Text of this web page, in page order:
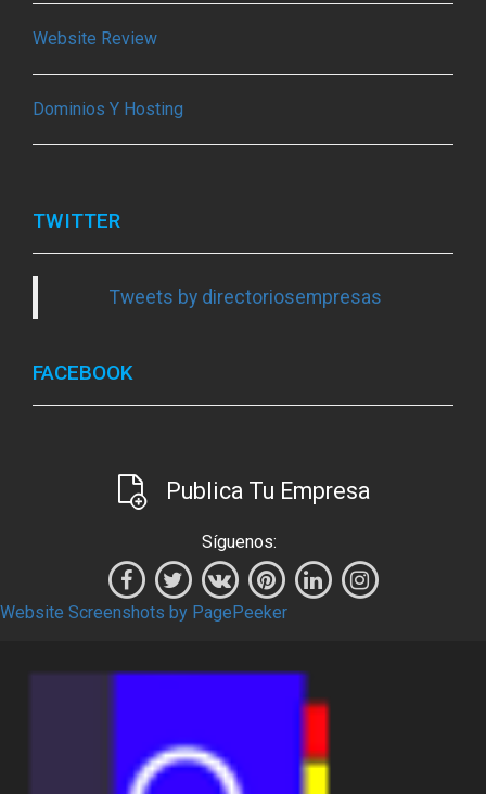
Website Review
Dominios Y Hosting
TWITTER
Tweets by directoriosempresas
FACEBOOK
Publica Tu Empresa
Síguenos:
Website Screenshots by PagePeeker